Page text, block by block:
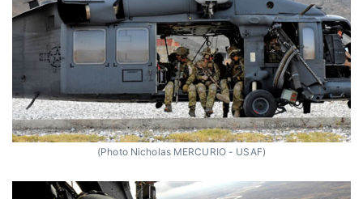
(Photo Nicholas MERCURIO - USAF)